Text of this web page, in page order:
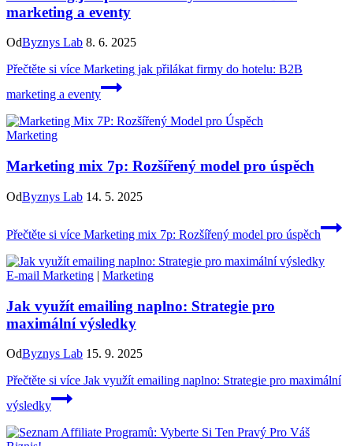
marketing a eventy
OdByznys Lab 8. 6. 2025
Přečtěte si více Marketing jak přilákat firmy do hotelu: B2B
marketing a eventy
Marketing
Marketing mix 7p: Rozšířený model pro úspěch
OdByznys Lab 14. 5. 2025
Přečtěte si více Marketing mix 7p: Rozšířený model pro úspěch
E-mail Marketing | Marketing
Jak využít emailing naplno: Strategie pro
maximální výsledky
OdByznys Lab 15. 9. 2025
Přečtěte si více Jak využít emailing naplno: Strategie pro maximální
výsledky